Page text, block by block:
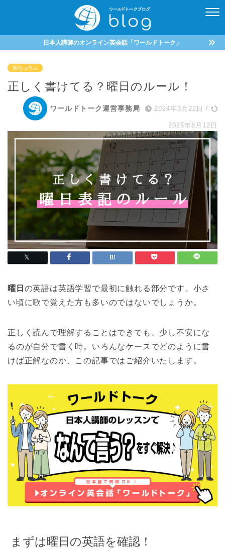
日本人講師のオンライン英会話「ワールドトーク」
英語コラム
正しく書けてる？曜日のルール！
ワールドトーク運営事務局 2024年3月22日 /
2025年8月12日
曜日 の英語は英語学習で最初に触れる部分です。小さ
い頃に歌で覚えた方も多いのではないでしょうか。
正しく読んで理解することはできても、少し不安にな
るのが自分で書く時。いろんなケースでどのように書
けば正解なのか、この記事ではご紹介いたします。
まずは曜日の英語を確認！